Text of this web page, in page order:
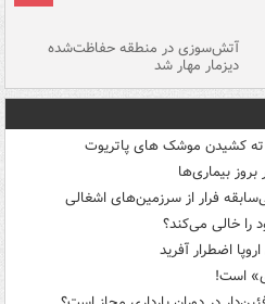
آتش‌سوزی در منطقه حفاظت‌شده
دیزمار مهار شد
ته کشیدن موشک های پاتریوت
بیماری‌ها
فرار از سرزمین‌های اشغالی
را خالی می‌کند؟
اضطرار آفرید
است!